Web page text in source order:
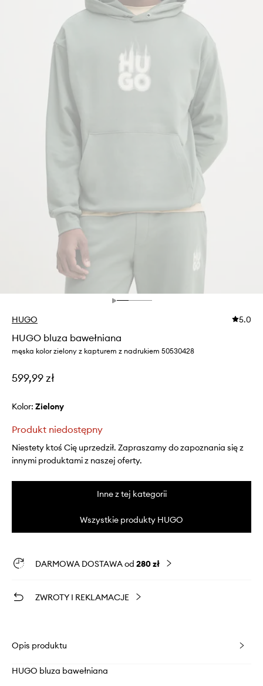
HUGO 5.0
HUGO bluza bawełniana
męska kolor zielony z kapturem z nadrukiem 50530428
599,99 zł
Kolor: zielony
Produkt niedostępny
Niestety ktoś Cię uprzedził. Zapraszamy do zapoznania się z
innymi produktami z naszej oferty.
Inne z tej kategorii
Wszystkie produkty HUGO
DARMOWA DOSTAWA od 280 zł
ZWROTY I REKLAMACJE
Opis produktu
HUGO bluza bawełniana